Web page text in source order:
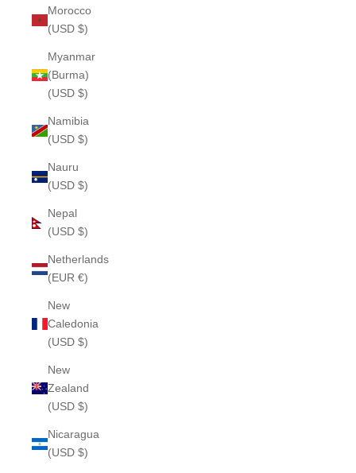
Morocco
(USD $)
Myanmar
(Burma)
(USD $)
Namibia
(USD $)
Nauru
(USD $)
Nepal
(USD $)
Netherlands
(EUR €)
New
Caledonia
(USD $)
New
Zealand
(USD $)
Nicaragua
(USD $)